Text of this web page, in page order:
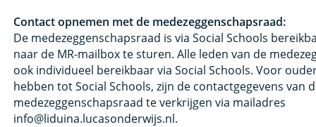
Contact opnemen met de medezeggenschapsraad:
De medezeggenschapsraad is via Social Schools
naar de MR-mailbox te sturen. Alle leden van de
ook individueel bereikbaar via Social Schools.Voor
hebben tot Social Schools, zijn de contactgegevens van
medezeggenschapsraad te verkrijgen via mailadres
info@liduina.lucasonderwijs.nl.